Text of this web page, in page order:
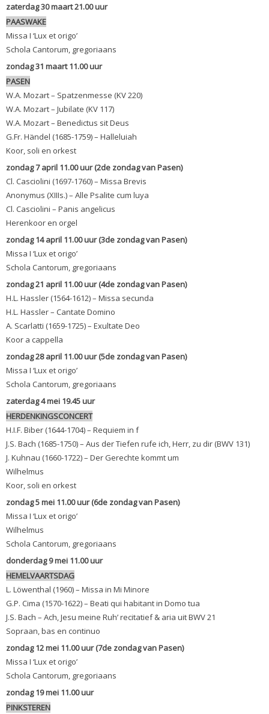
zaterdag 30 maart 21.00 uur
PAASWAKE
Missa I ‘Lux et origo’
Schola Cantorum, gregoriaans
zondag 31 maart 11.00 uur
PASEN
W.A. Mozart – Spatzenmesse (KV 220)
W.A. Mozart – Jubilate (KV 117)
W.A. Mozart – Benedictus sit Deus
G.Fr. Händel (1685-1759) – Halleluiah
Koor, soli en orkest
zondag 7 april 11.00 uur (2de zondag van Pasen)
Cl. Casciolini (1697-1760) – Missa Brevis
Anonymus (XIIIs.) – Alle Psalite cum luya
Cl. Casciolini – Panis angelicus
Herenkoor en orgel
zondag 14 april 11.00 uur (3de zondag van Pasen)
Missa I ‘Lux et origo’
Schola Cantorum, gregoriaans
zondag 21 april 11.00 uur (4de zondag van Pasen)
H.L. Hassler (1564-1612) – Missa secunda
H.L. Hassler – Cantate Domino
A. Scarlatti (1659-1725) – Exultate Deo
Koor a cappella
zondag 28 april 11.00 uur (5de zondag van Pasen)
Missa I ‘Lux et origo’
Schola Cantorum, gregoriaans
zaterdag 4 mei 19.45 uur
HERDENKINGSCONCERT
H.I.F. Biber (1644-1704) – Requiem in f
J.S. Bach (1685-1750) – Aus der Tiefen rufe ich, Herr, zu dir (BWV 131)
J. Kuhnau (1660-1722) – Der Gerechte kommt um
Wilhelmus
Koor, soli en orkest
zondag 5 mei 11.00 uur (6de zondag van Pasen)
Missa I ‘Lux et origo’
Wilhelmus
Schola Cantorum, gregoriaans
donderdag 9 mei 11.00 uur
HEMELVAARTSDAG
L. Löwenthal (1960) – Missa in Mi Minore
G.P. Cima (1570-1622) – Beati qui habitant in Domo tua
J.S. Bach – Ach, Jesu meine Ruh’ recitatief & aria uit BWV 21
Sopraan, bas en continuo
zondag 12 mei 11.00 uur (7de zondag van Pasen)
Missa I ‘Lux et origo’
Schola Cantorum, gregoriaans
zondag 19 mei 11.00 uur
PINKSTEREN